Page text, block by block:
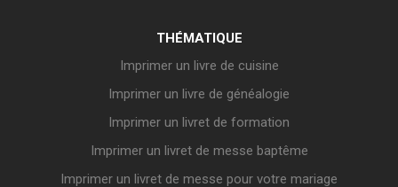
THÉMATIQUE
Imprimer un livre de cuisine
Imprimer un livre de généalogie
Imprimer un livret de formation
Imprimer un livret de messe baptême
Imprimer un livret de messe pour votre mariage